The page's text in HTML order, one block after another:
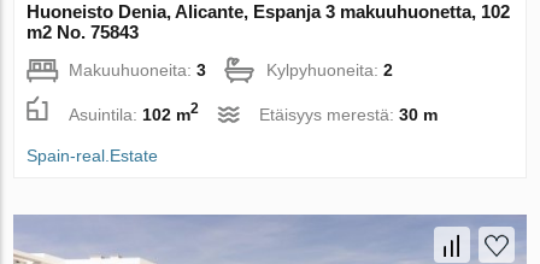
Huoneisto Denia, Alicante, Espanja 3 makuuhuonetta, 102
m2 No. 75843
Makuuhuoneita:3 Kylpyhuoneita:2
Asuintila: 102 m2 Etäisyys merestä:30 m
Spain-real.Estate